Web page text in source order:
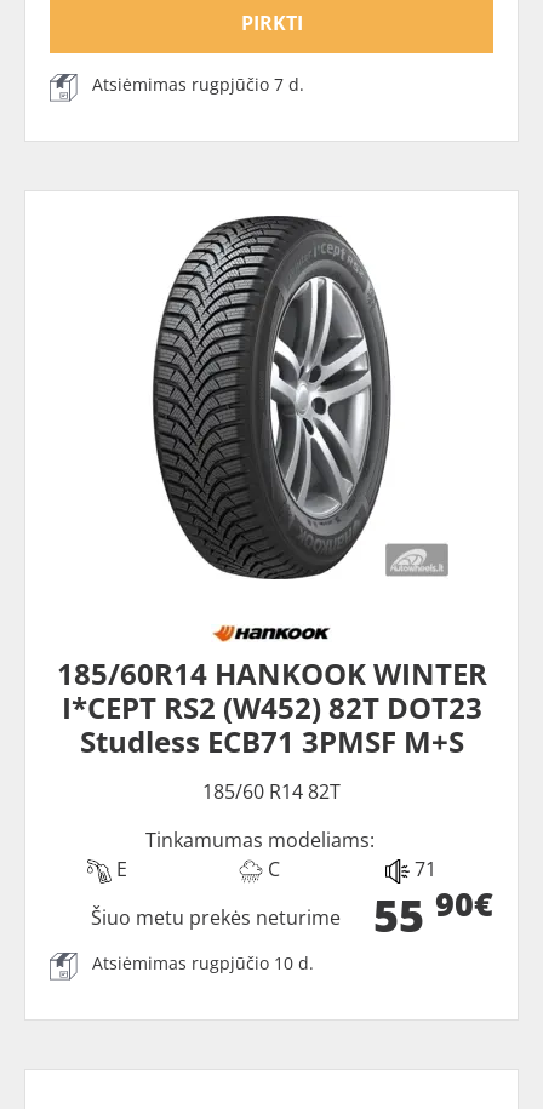
PIRKTI
Atsiėmimas rugpjūčio 7 d.
185/60R14 HANKOOK WINTER
I*CEPT RS2 (W452) 82T DOT23
Studless ECB71 3PMSF M+S
185/60 R14 82T
Tinkamumas modeliams:
E
C 71
55 90€
Šiuo metu prekės neturime
Atsiėmimas rugpjūčio 10 d.